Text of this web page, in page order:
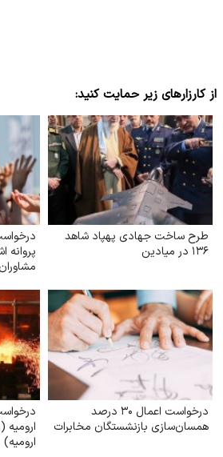
از کارزارهای زیر حمایت کنید:
طرح ساخت جهادی پهپاد شاهد
۱۳۶ در میادین
پروانه
مشاوران
درخواست اعمال ۳۰ درصد
همسان‌سازی بازنشستگان مخابرات
ارومیه
ارومیه)